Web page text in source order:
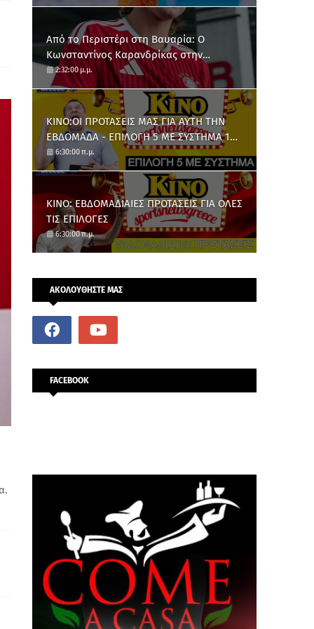
Από το Περιστέρι στη Βαυαρία: O
Κωνσταντίνος Καρανδρίκας στην
Μπάγερν Μονάχου
2:32:00 μ.μ.
ΚΙΝΟ:ΟΙ ΠΡΟΤΑΣΕΙΣ ΜΑΣ ΓΙΑ ΑΥΤΗ ΤΗΝ
ΕΒΔΟΜΑΔΑ - ΕΠΙΛΟΓΗ 5 ΜΕ ΣΥΣΤΗΜΑ 10
ΑΡΙΘΜΩΝ
6:30:00 π.μ.
ΚΙΝΟ: ΕΒΔΟΜΑΔΙΑΙΕΣ ΠΡΟΤΑΣΕΙΣ ΓΙΑ ΟΛΕΣ
ΤΙΣ ΕΠΙΛΟΓΕΣ
6:30:00 π.μ.
ΑΚΟΛΟΥΘΗΣΤΕ ΜΑΣ
FACEBOOK